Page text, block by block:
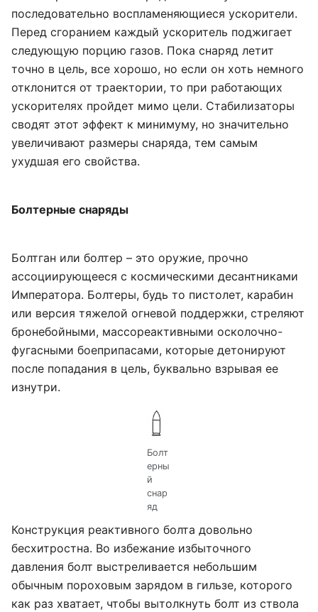
последовательно воспламеняющиеся ускорители.
Перед сгоранием каждый ускоритель поджигает
следующую порцию газов. Пока снаряд летит
точно в цель, все хорошо, но если он хоть немного
отклонится от траектории, то при работающих
ускорителях пройдет мимо цели. Стабилизаторы
сводят этот эффект к минимуму, но значительно
увеличивают размеры снаряда, тем самым
ухудшая его свойства.
Болтерные снаряды
Болтган или болтер – это оружие, прочно
ассоциирующееся с космическими десантниками
Императора. Болтеры, будь то пистолет, карабин
или версия тяжелой огневой поддержки, стреляют
бронебойными, массореактивными осколочно-
фугасными боеприпасами, которые детонируют
после попадания в цель, буквально взрывая ее
изнутри.
Болт
ерны
й
снар
яд
Конструкция реактивного болта довольно
бесхитростна. Во избежание избыточного
давления болт выстреливается небольшим
обычным пороховым зарядом в гильзе, которого
как раз хватает, чтобы вытолкнуть болт из ствола